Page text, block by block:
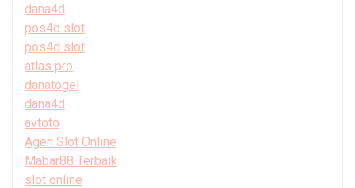
dana4d
pos4d slot
pos4d slot
atlas pro
danatogel
dana4d
avtoto
Agen Slot Online
Mabar88 Terbaik
slot online